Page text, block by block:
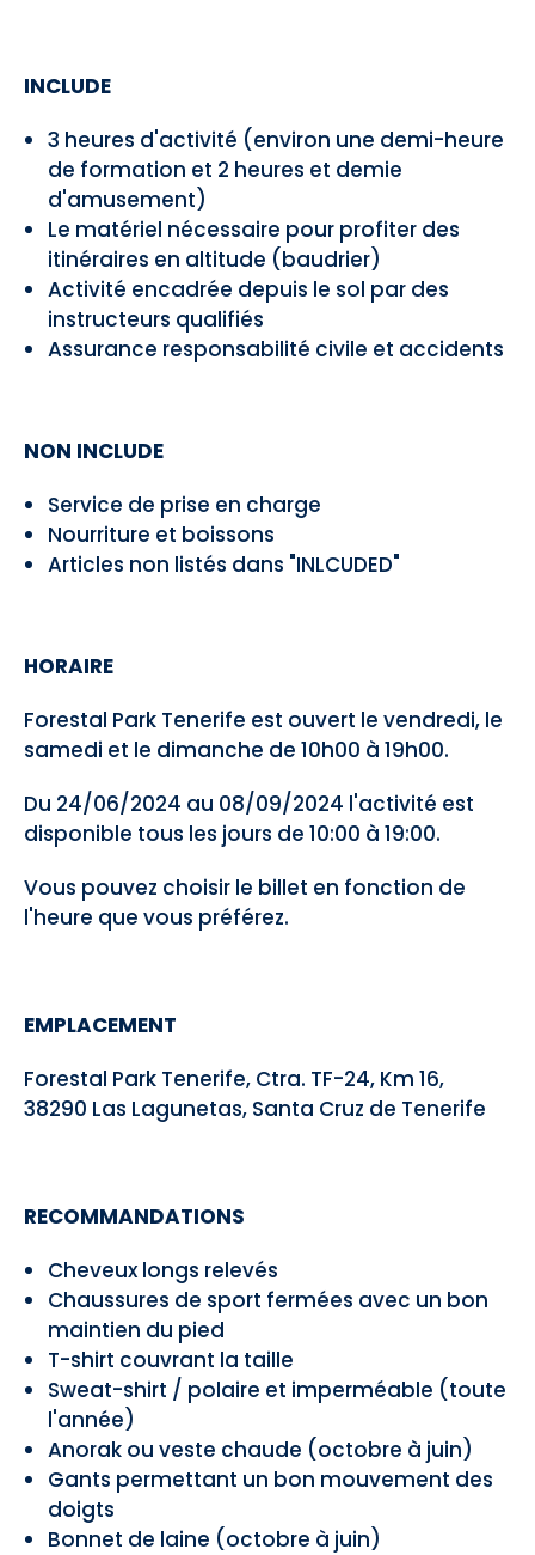
INCLUDE
3 heures d'activité (environ une demi-heure
de formation et 2 heures et demie
d'amusement)
Le matériel nécessaire pour profiter des
itinéraires en altitude (baudrier)
Activité encadrée depuis le sol par des
instructeurs qualifiés
Assurance responsabilité civile et accidents
NON INCLUDE
Service de prise en charge
Nourriture et boissons
Articles non listés dans "INLCUDED"
HORAIRE
Forestal Park Tenerife est ouvert le vendredi, le
samedi et le dimanche de 10h00 à 19h00.
Du 24/06/2024 au 08/09/2024 l'activité est
disponible tous les jours de 10:00 à 19:00.
Vous pouvez choisir le billet en fonction de
l'heure que vous préférez.
EMPLACEMENT
Forestal Park Tenerife, Ctra. TF-24, Km 16,
38290 Las Lagunetas, Santa Cruz de Tenerife
RECOMMANDATIONS
Cheveux longs relevés
Chaussures de sport fermées avec un bon
maintien du pied
T-shirt couvrant la taille
Sweat-shirt / polaire et imperméable (toute
l'année)
Anorak ou veste chaude (octobre à juin)
Gants permettant un bon mouvement des
doigts
Bonnet de laine (octobre à juin)